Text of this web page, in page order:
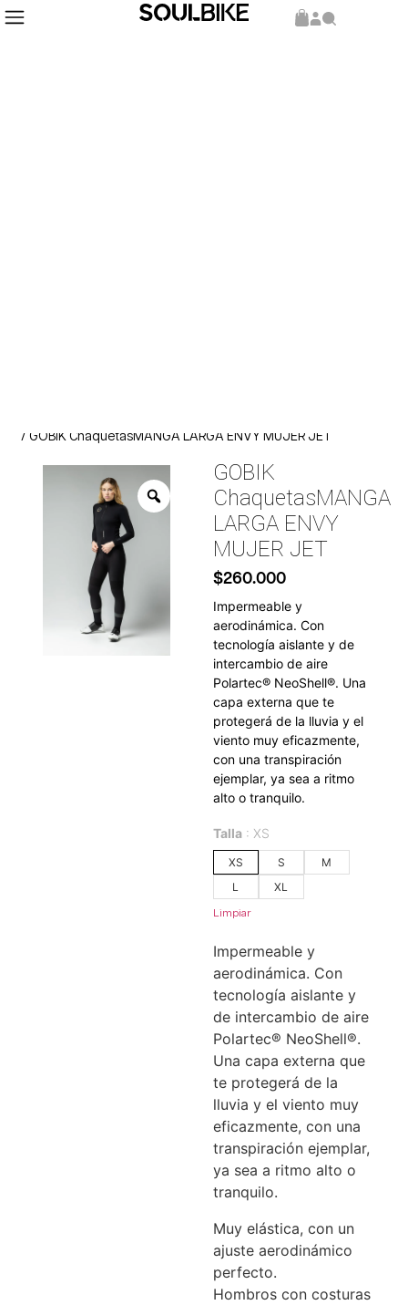
/ GOBIK ChaquetasMANGA LARGA ENVY MUJER JET
GOBIK
ChaquetasMANGA
LARGA ENVY
MUJER JET
$260.000
Impermeable y
aerodinámica. Con
tecnología aislante y de
intercambio de aire
Polartec® NeoShell®. Una
capa externa que te
protegerá de la lluvia y el
viento muy eficazmente,
con una transpiración
ejemplar, ya sea a ritmo
alto o tranquilo.
Talla XS
XS S
M
L
XL
Limpiar
Impermeable y
aerodinámica. Con
tecnología aislante y
de intercambio de aire
Polartec® NeoShell®.
Una capa externa que
te protegerá de la
lluvia y el viento muy
eficazmente, con una
transpiración ejemplar,
ya sea a ritmo alto o
tranquilo.
Muy elástica, con un
ajuste aerodinámico
perfecto.
Hombros con costuras